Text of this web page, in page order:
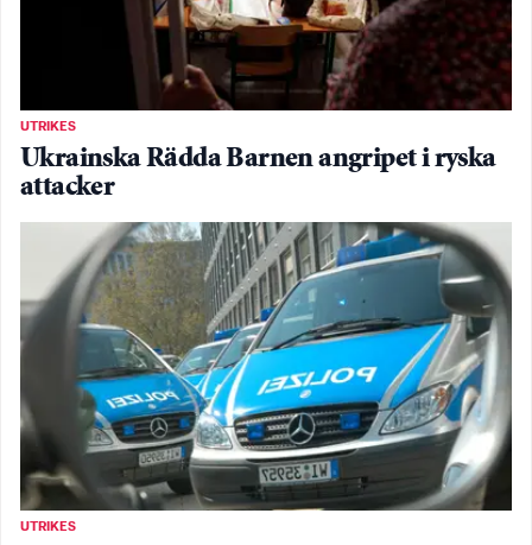
UTRIKES
Ukrainska Rädda Barnen angripet i ryska
attacker
UTRIKES